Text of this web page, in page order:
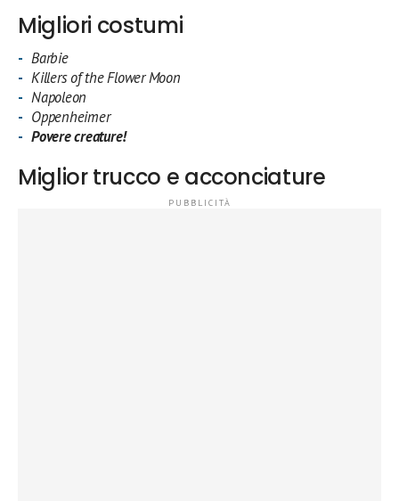
Migliori costumi
Barbie
Killers of the Flower Moon
Napoleon
Oppenheimer
Povere creature!
Miglior trucco e acconciature